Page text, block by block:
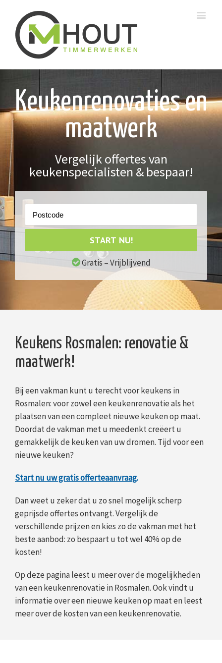
Keukenrenovaties en
maatwerk
Vergelijk offertes van
keukenspecialisten & bespaar!
START NU!
Gratis – Vrijblijvend
Keukens Rosmalen: renovatie &
maatwerk!
Bij een vakman kunt u terecht voor keukens in
Rosmalen: voor zowel een keukenrenovatie als het
plaatsen van een compleet nieuwe keuken op maat.
Doordat de vakman met u meedenkt creëert u
gemakkelijk de keuken van uw dromen. Tijd voor een
nieuwe keuken?
Start nu uw gratis offerteaanvraag.
Dan weet u zeker dat u zo snel mogelijk scherp
geprijsde offertes ontvangt. Vergelijk de
verschillende prijzen en kies zo de vakman met het
beste aanbod: zo bespaart u tot wel 40% op de
kosten!
Op deze pagina leest u meer over de mogelijkheden
van een keukenrenovatie in Rosmalen. Ook vindt u
informatie over een nieuwe keuken op maat en leest
meer over de kosten van een keukenrenovatie.